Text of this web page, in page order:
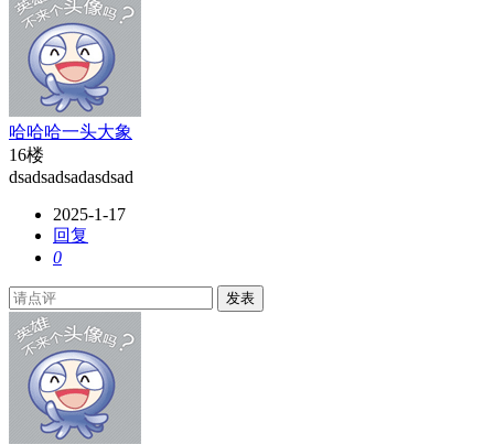
哈哈哈一头大象
16楼
dsadsadsadasdsad
2025-1-17
回复
0
发表